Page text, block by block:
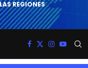
REGIONES